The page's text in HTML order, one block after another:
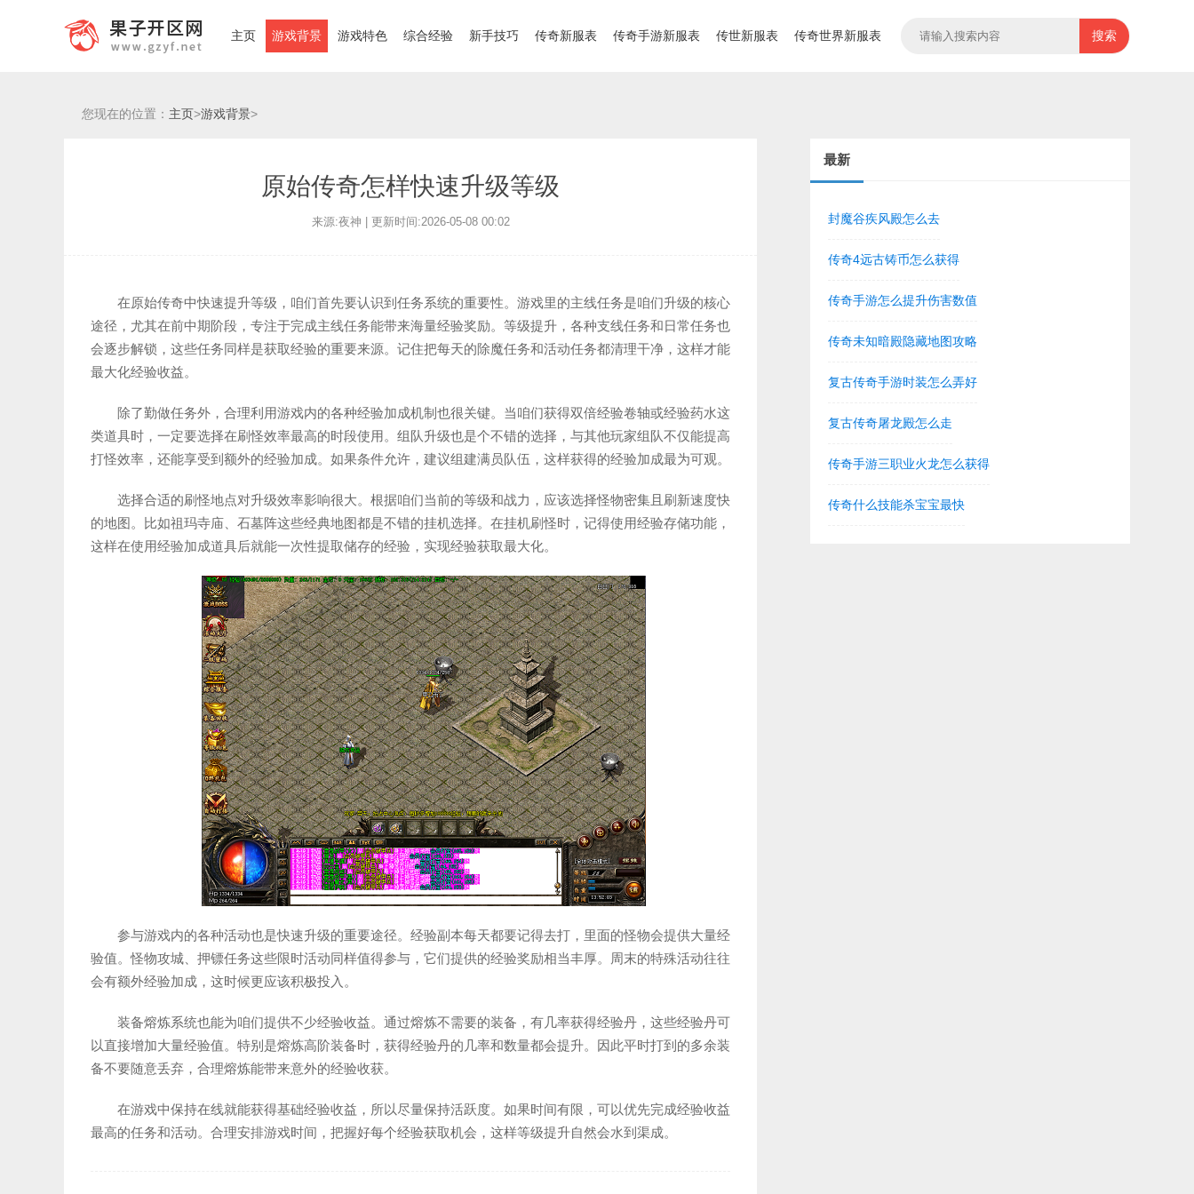
主页 游戏背景 游戏特色 综合经验 新手技巧 传奇新服表 传奇手游新服表 传世新服表 传奇世界新服表 搜索
您现在的位置： 主页>游戏背景>
原始传奇怎样快速升级等级
来源:夜神 | 更新时间:2026-05-08 00:02
在原始传奇中快速提升等级，咱们首先要认识到任务系统的重要性。游戏里的主线任务是咱们升级的核心
途径，尤其在前中期阶段，专注于完成主线任务能带来海量经验奖励。等级提升，各种支线任务和日常任务也
会逐步解锁，这些任务同样是获取经验的重要来源。记住把每天的除魔任务和活动任务都清理干净，这样才能
最大化经验收益。
除了勤做任务外，合理利用游戏内的各种经验加成机制也很关键。当咱们获得双倍经验卷轴或经验药水这
类道具时，一定要选择在刷怪效率最高的时段使用。组队升级也是个不错的选择，与其他玩家组队不仅能提高
打怪效率，还能享受到额外的经验加成。如果条件允许，建议组建满员队伍，这样获得的经验加成最为可观。
选择合适的刷怪地点对升级效率影响很大。根据咱们当前的等级和战力，应该选择怪物密集且刷新速度快
的地图。比如祖玛寺庙、石墓阵这些经典地图都是不错的挂机选择。在挂机刷怪时，记得使用经验存储功能，
这样在使用经验加成道具后就能一次性提取储存的经验，实现经验获取最大化。
参与游戏内的各种活动也是快速升级的重要途径。经验副本每天都要记得去打，里面的怪物会提供大量经
验值。怪物攻城、押镖任务这些限时活动同样值得参与，它们提供的经验奖励相当丰厚。周末的特殊活动往往
会有额外经验加成，这时候更应该积极投入。
装备熔炼系统也能为咱们提供不少经验收益。通过熔炼不需要的装备，有几率获得经验丹，这些经验丹可
以直接增加大量经验值。特别是熔炼高阶装备时，获得经验丹的几率和数量都会提升。因此平时打到的多余装
备不要随意丢弃，合理熔炼能带来意外的经验收获。
在游戏中保持在线就能获得基础经验收益，所以尽量保持活跃度。如果时间有限，可以优先完成经验收益
最高的任务和活动。合理安排游戏时间，把握好每个经验获取机会，这样等级提升自然会水到渠成。
最新
封魔谷疾风殿怎么去
传奇4远古铸币怎么获得
传奇手游怎么提升伤害数值
传奇未知暗殿隐藏地图攻略
复古传奇手游时装怎么弄好
复古传奇屠龙殿怎么走
传奇手游三职业火龙怎么获得
传奇什么技能杀宝宝最快